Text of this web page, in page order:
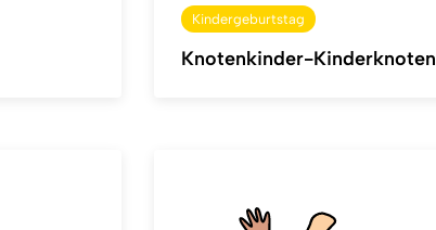
Kindergeburtstag
Knotenkinder-Kinderknoten